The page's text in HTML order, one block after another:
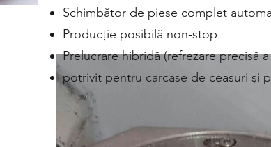
Schimbător de piese complet
Producție posibilă non-stop
Prelucrare hibridă (refrezare precisă
potrivit pentru carcase de ceasuri și